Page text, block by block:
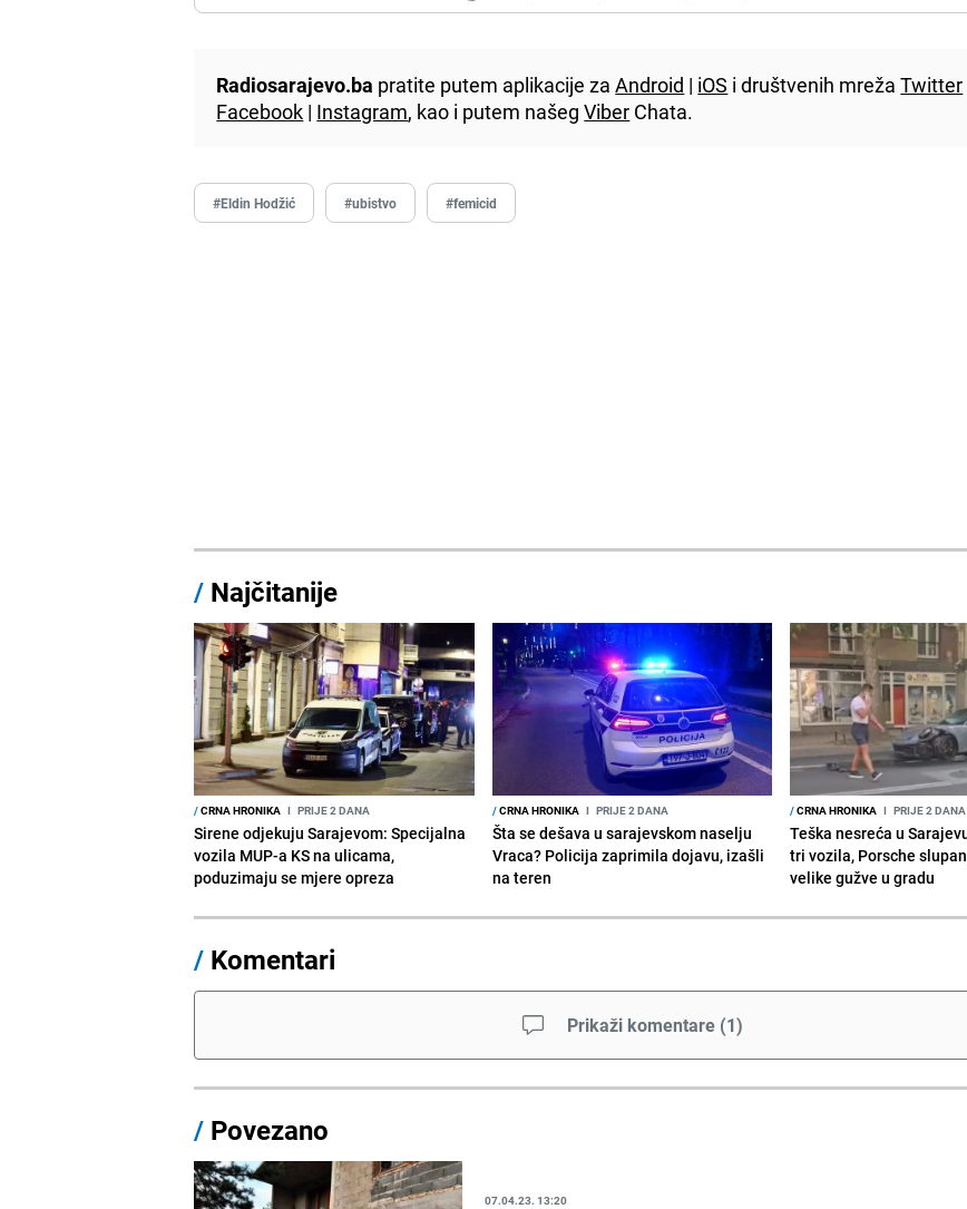
Radiosarajevo.ba pratite putem aplikacije zaAndroid | iOS i društvenih mrežaTwitter
Facebook | Instagram, kao i putem našegViber Chata.
#Eldin Hodžić #ubistvo #femicid
/ Najčitanije
/CRNA HRONIKA I PRIJE 2 DANA
Sirene odjekuju Sarajevom: Specijalna
vozila MUP-a KS na ulicama,
poduzimaju se mjere opreza
/CRNA HRONIKA I PRIJE 2 DANA
Šta se dešava u sarajevskom naselju
Vraca? Policija zaprimila dojavu, izašli
na teren
/CRNA HRONIKA I PRIJE 2 DANA
Teška nesreća u
tri vozila, Porsche
velike gužve u gradu
/ Komentari
Prikaži komentare (1)
/ Povezano
07.04.23. 13:20